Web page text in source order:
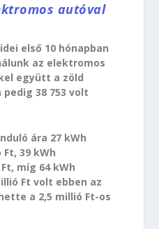
autóval
első 10 hónapban
az elektromos
együtt a zöld
38 753 volt
ára 27 kWh
39 kWh
míg 64 kWh
Ft volt ebben az
a 2,5 millió Ft-os